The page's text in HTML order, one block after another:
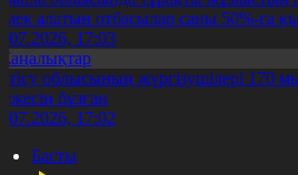
алатын отбасылар саны 50%-ға
17:03
облысының жүргізушілері 170
бұзған
17:02
Басты